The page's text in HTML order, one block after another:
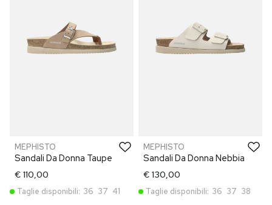
MEPHISTO
Sandali Da Donna Taupe
€ 110,00
Taglie disponibili: 36 37 41
MEPHISTO
Sandali Da Donna Nebbia
€ 130,00
Taglie disponibili: 36 37 38